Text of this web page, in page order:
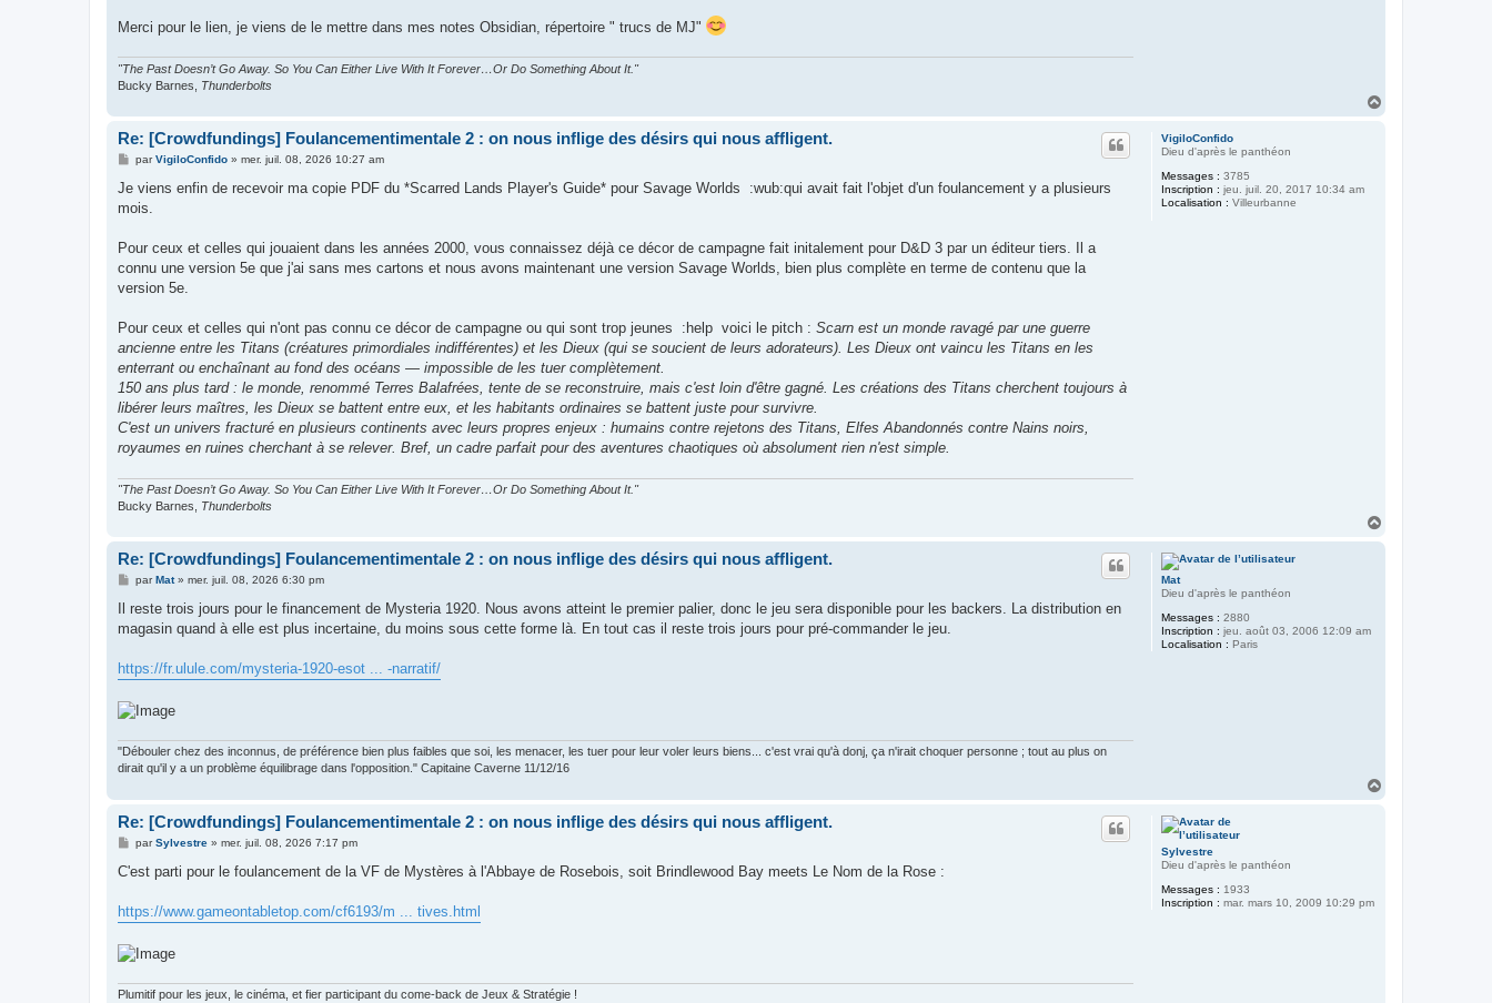
Merci pour le lien, je viens de le mettre dans mes notes Obsidian, répertoire " trucs de MJ"
"The Past Doesn’t Go Away. So You Can Either Live With It Forever…Or Do Something About It."
Bucky Barnes, Thunderbolts
VigiloConfido
Dieu d'après le panthéon
Messages : 3785
Inscription : jeu. juil. 20, 2017 10:34 am
Localisation : Villeurbanne
Re: [Crowdfundings] Foulancementimentale 2 : on nous inflige des désirs qui nous affligent.
M
s
a
parVigiloConfido» mer. juil. 08, 2026 10:27 am
Je viens enfin de recevoir ma copie PDF du *Scarred Lands Player's Guide* pour Savage Worlds :wub:qui avait fait l'objet d'un foulancement y a plusieurs
mois.
Pour ceux et celles qui jouaient dans les années 2000, vous connaissez déjà ce décor de campagne fait initalement pour D&D 3 par un éditeur tiers. Il a
connu une version 5e que j'ai sans mes cartons et nous avons maintenant une version Savage Worlds, bien plus complète en terme de contenu que la
version 5e.
Pour ceux et celles qui n'ont pas connu ce décor de campagne ou qui sont trop jeunes :help voici le pitch : Scarn est un monde ravagé par une guerre
ancienne entre les Titans (créatures primordiales indifférentes) et les Dieux (qui se soucient de leurs adorateurs). Les Dieux ont vaincu les Titans en les
enterrant ou enchaînant au fond des océans — impossible de les tuer complètement.
150 ans plus tard : le monde, renommé Terres Balafrées, tente de se reconstruire, mais c'est loin d'être gagné. Les créations des Titans cherchent toujours à
libérer leurs maîtres, les Dieux se battent entre eux, et les habitants ordinaires se battent juste pour survivre.
C'est un univers fracturé en plusieurs continents avec leurs propres enjeux : humains contre rejetons des Titans, Elfes Abandonnés contre Nains noirs,
royaumes en ruines cherchant à se relever. Bref, un cadre parfait pour des aventures chaotiques où absolument rien n'est simple.
"The Past Doesn’t Go Away. So You Can Either Live With It Forever…Or Do Something About It."
Bucky Barnes, Thunderbolts
Mat
Dieu d'après le panthéon
Messages : 2880
Inscription : jeu. août 03, 2006 12:09 am
Localisation : Paris
Re: [Crowdfundings] Foulancementimentale 2 : on nous inflige des désirs qui nous affligent.
M
s
a
parMat» mer. juil. 08, 2026 6:30 pm
Il reste trois jours pour le financement de Mysteria 1920. Nous avons atteint le premier palier, donc le jeu sera disponible pour les backers. La distribution en
magasin quand à elle est plus incertaine, du moins sous cette forme là. En tout cas il reste trois jours pour pré-commander le jeu.
https://fr.ulule.com/mysteria-1920-esot ... -narratif/
"Débouler chez des inconnus, de préférence bien plus faibles que soi, les menacer, les tuer pour leur voler leurs biens... c'est vrai qu'à donj, ça n'irait choquer personne ; tout au plus on
dirait qu'il y a un problème équilibrage dans l'opposition." Capitaine Caverne 11/12/16
Sylvestre
Dieu d'après le panthéon
Messages : 1933
Inscription : mar. mars 10, 2009 10:29 pm
Re: [Crowdfundings] Foulancementimentale 2 : on nous inflige des désirs qui nous affligent.
M
s
g
e
parSylvestre» mer. juil. 08, 2026 7:17 pm
C'est parti pour le foulancement de la VF de Mystères à l'Abbaye de Rosebois, soit Brindlewood Bay meets Le Nom de la Rose :
https://www.gameontabletop.com/cf6193/m ... tives.html
Plumitif pour les jeux, le cinéma, et fier participant du come-back de Jeux & Stratégie !